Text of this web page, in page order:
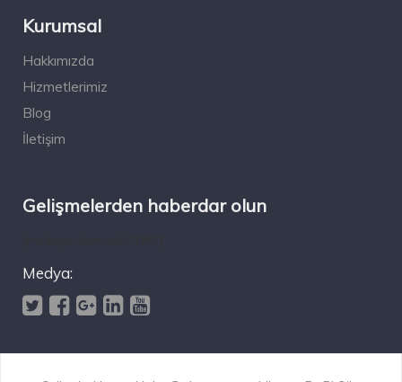
Kurumsal
Hakkımızda
Hizmetlerimiz
Blog
İletişim
Gelişmelerden haberdar olun
Medya: